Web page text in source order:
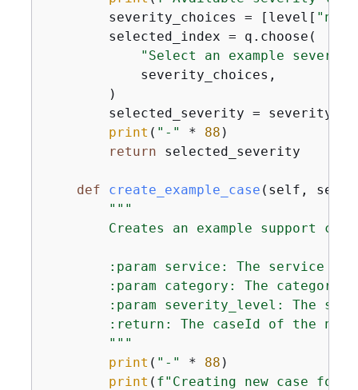
        severity_choices = [level[
        selected_index = q.choose(
"Select an example
            severity_choices,
        )
selected_severity =
print ( "-" * 88 )
return selected_severity
def create_example_case ( self,
"""
Creates an example support
:param service: The service
:param category: The category
:param severity_level: The
:return: The caseId of the new
        """
print ( "-" * 88 )
print ( f"Creating new case for